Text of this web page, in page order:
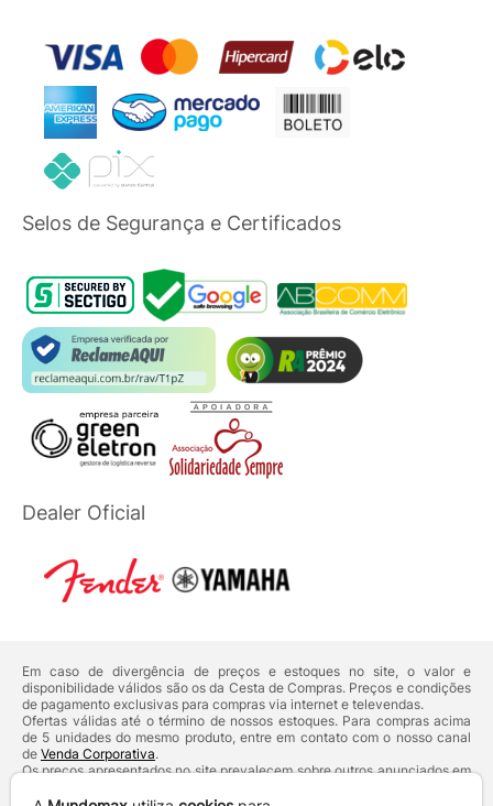
Selos de Segurança e Certificados
Dealer Oficial
Em caso de divergência de preços e estoques no site, o valor e
disponibilidade válidos são os da Cesta de Compras. Preços e condições
de pagamento exclusivas para compras via internet e televendas.
Ofertas válidas até o término de nossos estoques. Para compras acima
de 5 unidades do mesmo produto, entre em contato com o nosso canal
de Venda Corporativa.
Os preços apresentados no site prevalecem sobre outros anunciados em